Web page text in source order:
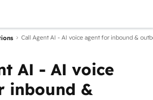
Call Agent AI - AI voice agent for inbound &
AI - AI voice
inbound &